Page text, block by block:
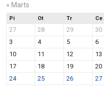
« Marts
Pi Ot Tr Ce
27 28 29 30
3
4 5 6
10
11 12 13
17
18 19 20
24
25 26 27